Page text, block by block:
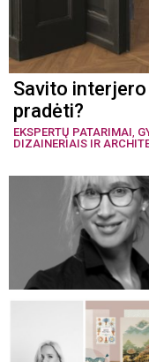
Savito
pradėti?
EKSPERTŲ PATARIMAI,
DIZAINERIAIS IR